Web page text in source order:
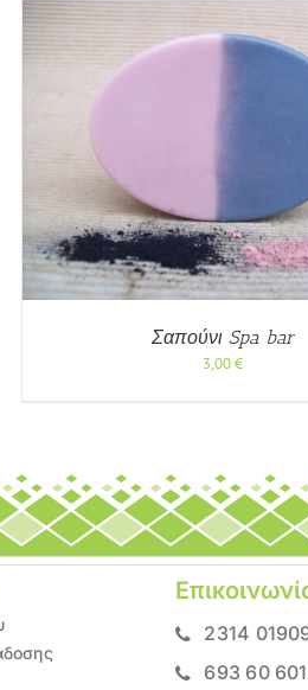
Σαπούνι Spa bar
3,00€
2314
693 60